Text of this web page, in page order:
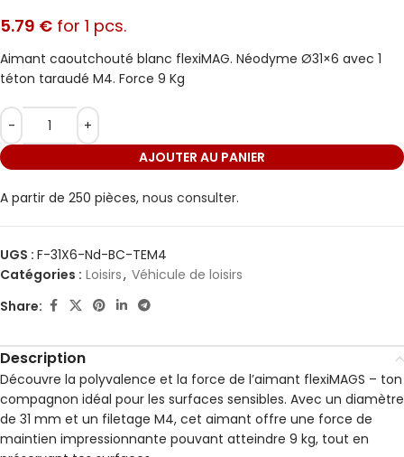
5.79 € for 1 pcs.
Aimant caoutchouté blanc flexiMAG. Néodyme Ø31×6 avec 1
téton taraudé M4. Force 9 Kg
AJOUTER AU PANIER
A partir de 250 pièces, nous consulter.
UGS : F-31X6-Nd-BC-TEM4
Catégories : Loisirs, Véhicule de loisirs
Share:
Description
Découvre la polyvalence et la force de l’aimant flexiMAGS – ton
compagnon idéal pour les surfaces sensibles. Avec un diamètre
de 31 mm et un filetage M4, cet aimant offre une force de
maintien impressionnante pouvant atteindre 9 kg, tout en